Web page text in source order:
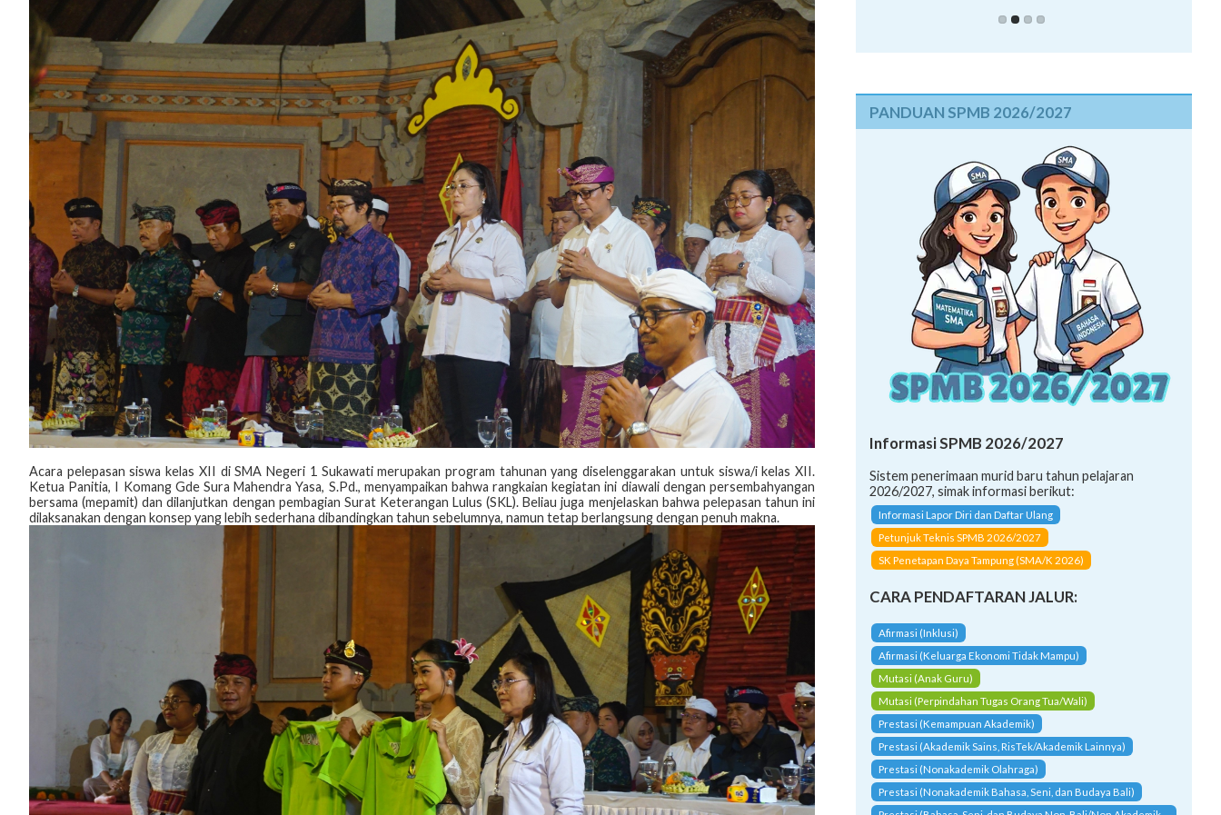
Acara pelepasan siswa kelas XII di SMA Negeri 1 Sukawati merupakan program tahunan yang diselenggarakan untuk siswa/i kelas XII.
Ketua Panitia, I Komang Gde Sura Mahendra Yasa, S.Pd., menyampaikan bahwa rangkaian kegiatan ini diawali dengan persembahyangan
bersama (mepamit) dan dilanjutkan dengan pembagian Surat Keterangan Lulus (SKL). Beliau juga menjelaskan bahwa pelepasan tahun ini
dilaksanakan dengan konsep yang lebih sederhana dibandingkan tahun sebelumnya, namun tetap berlangsung dengan penuh makna.
PANDUAN SPMB 2026/2027
Informasi SPMB 2026/2027
Sistem penerimaan murid baru tahun pelajaran
2026/2027, simak informasi berikut:
Informasi Lapor Diri dan Daftar Ulang
Petunjuk Teknis SPMB 2026/2027
SK Penetapan Daya Tampung (SMA/K 2026)
CARA PENDAFTARAN JALUR:
Afirmasi (Inklusi)
Afirmasi (Keluarga Ekonomi Tidak Mampu)
Mutasi (Anak Guru)
Mutasi (Perpindahan Tugas Orang Tua/Wali)
Prestasi (Kemampuan Akademik)
Prestasi (Akademik Sains, RisTek/Akademik Lainnya)
Prestasi (Nonakademik Olahraga)
Prestasi (Nonakademik Bahasa, Seni, dan Budaya Bali)